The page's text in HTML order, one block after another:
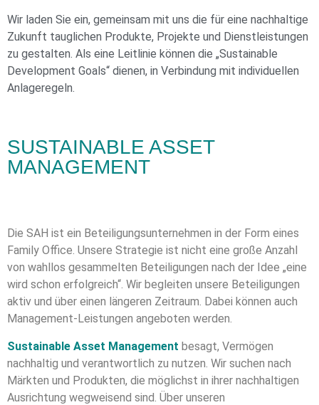
Wir laden Sie ein, gemeinsam mit uns die für eine nachhaltige
Zukunft tauglichen Produkte, Projekte und Dienstleistungen
zu gestalten. Als eine Leitlinie können die „Sustainable
Development Goals“ dienen, in Verbindung mit individuellen
Anlageregeln.
SUSTAINABLE ASSET
MANAGEMENT
Die SAH ist ein Beteiligungsunternehmen in der Form eines
Family Office. Unsere Strategie ist nicht eine große Anzahl
von wahllos gesammelten Beteiligungen nach der Idee „eine
wird schon erfolgreich“. Wir begleiten unsere Beteiligungen
aktiv und über einen längeren Zeitraum. Dabei können auch
Management-Leistungen angeboten werden.
Sustainable Asset Management besagt, Vermögen
nachhaltig und verantwortlich zu nutzen. Wir suchen nach
Märkten und Produkten, die möglichst in ihrer nachhaltigen
Ausrichtung wegweisend sind. Über unseren